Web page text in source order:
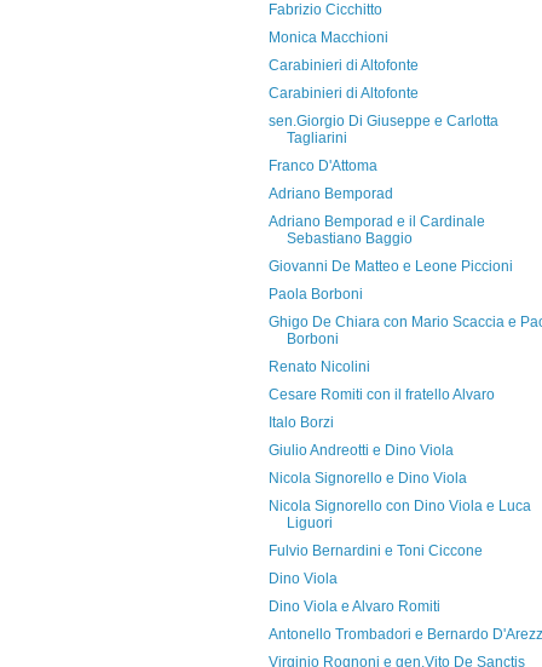
Fabrizio Cicchitto
Monica Macchioni
Carabinieri di Altofonte
Carabinieri di Altofonte
sen.Giorgio Di Giuseppe e Carlotta
Tagliarini
Franco D'Attoma
Adriano Bemporad
Adriano Bemporad e il Cardinale
Sebastiano Baggio
Giovanni De Matteo e Leone Piccioni
Paola Borboni
Ghigo De Chiara con Mario Scaccia e
Borboni
Renato Nicolini
Cesare Romiti con il fratello Alvaro
Italo Borzi
Giulio Andreotti e Dino Viola
Nicola Signorello e Dino Viola
Nicola Signorello con Dino Viola e Luca
Liguori
Fulvio Bernardini e Toni Ciccone
Dino Viola
Dino Viola e Alvaro Romiti
Antonello Trombadori e Bernardo
Virginio Rognoni e gen.Vito De Sanctis